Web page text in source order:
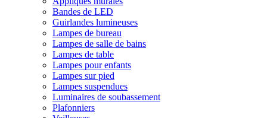
Bandes de LED
Guirlandes lumineuses
Lampes de bureau
Lampes de salle de bains
Lampes de table
Lampes pour enfants
Lampes sur pied
Lampes suspendues
Luminaires de soubassement
Plafonniers